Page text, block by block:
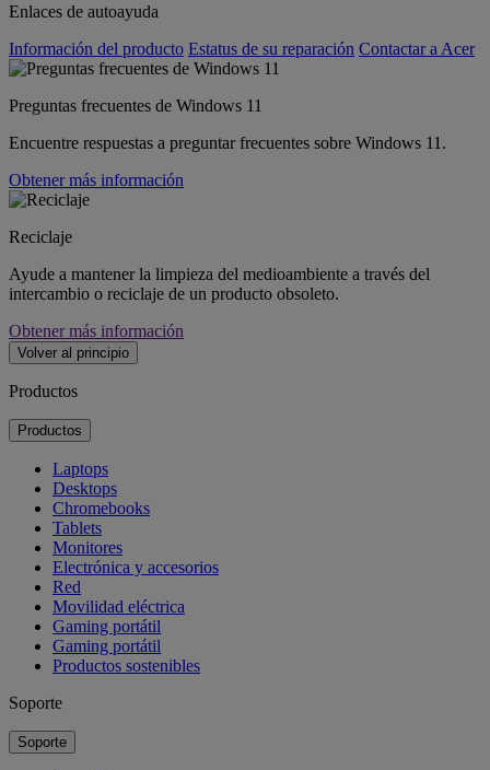
Enlaces de autoayuda
Información del producto Estatus de su reparación Contactar a Acer
Preguntas frecuentes de Windows 11
Encuentre respuestas a preguntar frecuentes sobre Windows 11.
Obtener más información
Reciclaje
Ayude a mantener la limpieza del medioambiente a través del
intercambio o reciclaje de un producto obsoleto.
Obtener más información
Volver al principio
Productos
Productos
Laptops
Desktops
Chromebooks
Tablets
Monitores
Electrónica y accesorios
Red
Movilidad eléctrica
Gaming portátil
Gaming portátil
Productos sostenibles
Soporte
Soporte